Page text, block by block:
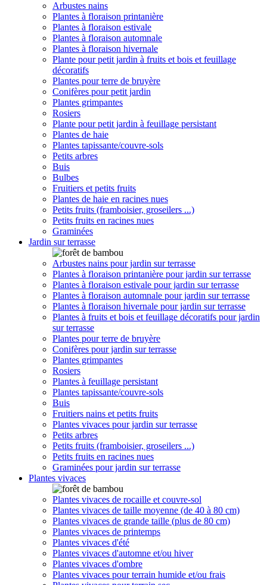
Arbustes nains
Plantes à floraison printanière
Plantes à floraison estivale
Plantes à floraison automnale
Plantes à floraison hivernale
Plante pour petit jardin à fruits et bois et feuillage
décoratifs
Plantes pour terre de bruyère
Conifères pour petit jardin
Plantes grimpantes
Rosiers
Plante pour petit jardin à feuillage persistant
Plantes de haie
Plantes tapissante/couvre-sols
Petits arbres
Buis
Bulbes
Fruitiers et petits fruits
Plantes de haie en racines nues
Petits fruits (framboisier, groseilers ...)
Petits fruits en racines nues
Graminées
Jardin sur terrasse
Arbustes nains pour jardin sur terrasse
Plantes à floraison printanière pour jardin sur terrasse
Plantes à floraison estivale pour jardin sur terrasse
Plantes à floraison automnale pour jardin sur terrasse
Plantes à floraison hivernale pour jardin sur terrasse
Plantes à fruits et bois et feuillage décoratifs pour jardin
sur terrasse
Plantes pour terre de bruyère
Conifères pour jardin sur terrasse
Plantes grimpantes
Rosiers
Plantes à feuillage persistant
Plantes tapissante/couvre-sols
Buis
Fruitiers nains et petits fruits
Plantes vivaces pour jardin sur terrasse
Petits arbres
Petits fruits (framboisier, groseilers ...)
Petits fruits en racines nues
Graminées pour jardin sur terrasse
Plantes vivaces
Plantes vivaces de rocaille et couvre-sol
Plantes vivaces de taille moyenne (de 40 à 80 cm)
Plantes vivaces de grande taille (plus de 80 cm)
Plantes vivaces de printemps
Plantes vivaces d'été
Plantes vivaces d'automne et/ou hiver
Plantes vivaces d'ombre
Plantes vivaces pour terrain humide et/ou frais